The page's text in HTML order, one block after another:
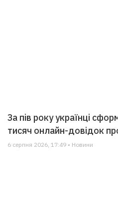
За пів року українці
тисяч онлайн-довідок
6 серпня 2026, 17:49 • Новини